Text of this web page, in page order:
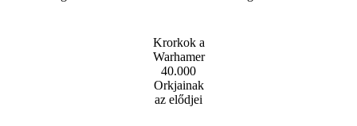
Krorkok a
Warhamer
40.000
Orkjainak
az elődjei